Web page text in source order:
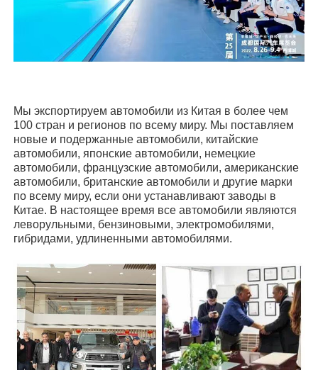
Мы экспортируем автомобили из Китая в более чем
100 стран и регионов по всему миру. Мы поставляем
новые и подержанные автомобили, китайские
автомобили, японские автомобили, немецкие
автомобили, французские автомобили, американские
автомобили, британские автомобили и другие марки
по всему миру, если они устанавливают заводы в
Китае. В настоящее время все автомобили являются
леворульными, бензиновыми, электромобилями,
гибридами, удлиненными автомобилями.